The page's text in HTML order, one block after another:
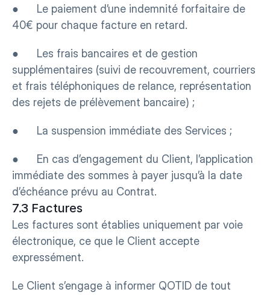
●      Le paiement d’une indemnité forfaitaire de
40€ pour chaque facture en retard.
●      Les frais bancaires et de gestion
supplémentaires (suivi de recouvrement, courriers
et frais téléphoniques de relance, représentation
des rejets de prélèvement bancaire) ;
●      La suspension immédiate des Services ;
●      En cas d’engagement du Client, l’application
immédiate des sommes à payer jusqu’à la date
d’échéance prévu au Contrat.
7.3 Factures
Les factures sont établies uniquement par voie
électronique, ce que le Client accepte
expressément.
Le Client s’engage à informer QOTID de tout